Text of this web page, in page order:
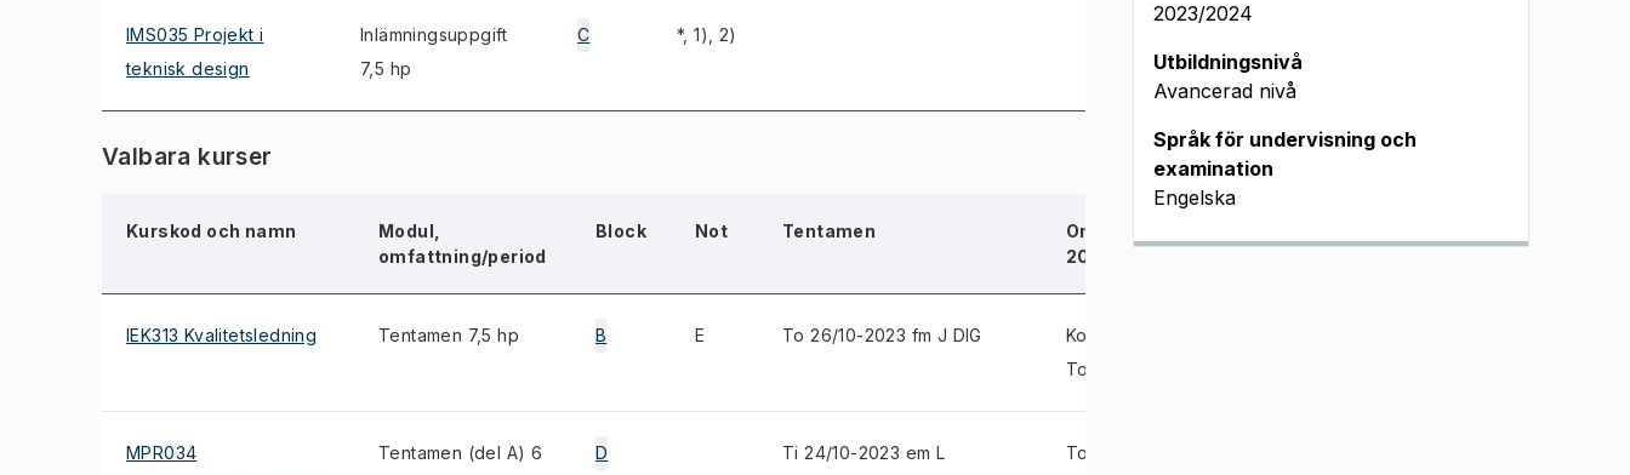
IMS035 Projekt i
teknisk design
Inlämningsuppgift
7,5 hp
C *, 1), 2)
Valbara kurser
Kurskod och namn
Modul,
omfattning/period
Block Not Tentamen
Omtentamen (okt
2023 - aug 2024)
IEK313 Kvalitetsledning Tentamen 7,5 hp B E To 26/10-2023 fm J DIG
Kontakta examinator
To 22/08-2024 em J DIG
MPR034
Tentamen (del A) 6
D Ti 24/10-2023 em L
To 04/01-2024 em J
2023/2024
Utbildningsnivå
Avancerad nivå
Språk för undervisning och
examination
Engelska